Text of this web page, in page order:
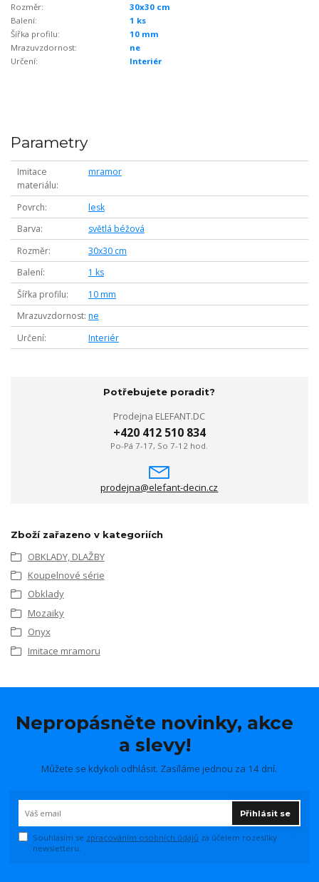
Rozměr:
30x30 cm
Balení:
1 ks
Šířka profilu:
10 mm
Mrazuvzdornost:
ne
Určení:
Interiér
Parametry
Imitace
materiálu
mramor
Povrch
lesk
Barva
světlá béžová
Rozměr
30x30 cm
Balení
1 ks
Šířka profilu
10 mm
Mrazuvzdornost ne
Určení
Interiér
Potřebujete poradit?
Prodejna ELEFANT.DC
+420 412 510 834
Po-Pá 7-17, So 7-12 hod.
prodejna@elefant-decin.cz
Zboží zařazeno v kategoriích
OBKLADY, DLAŽBY
Koupelnové série
Obklady
Mozaiky
Onyx
Imitace mramoru
Nepropásněte novinky, akce
a slevy!
Můžete se kdykoli odhlásit. Zasíláme jednou za 14 dní.
Přihlásit se
Souhlasím se zpracováním osobních údajů za účelem rozesílky
newsletteru.